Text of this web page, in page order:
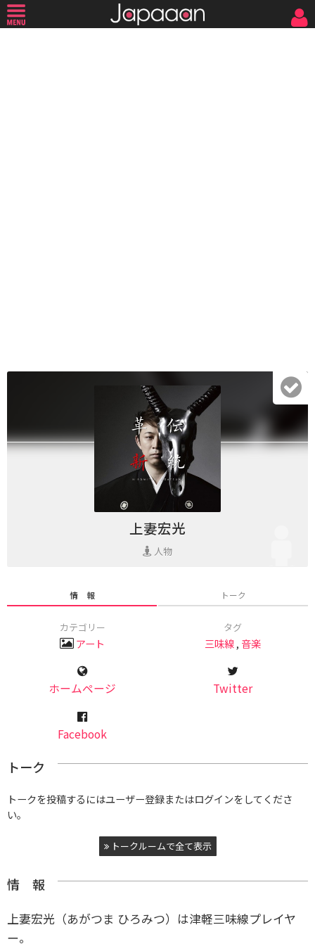
上妻宏光
人物
情 報 トーク
カテゴリー
アート
タグ
三味線, 音楽
ホームページ Twitter
Facebook
トーク
トークを投稿するにはユーザー登録またはログインをしてくださ
い。
トークルームで全て表示
情 報
上妻宏光（あがつま ひろみつ）は津軽三味線プレイヤ
ー。